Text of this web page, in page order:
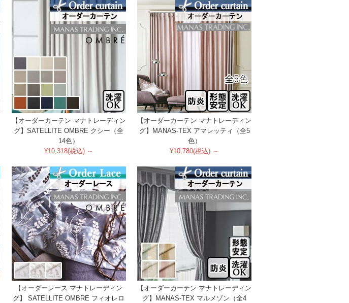
【オーダーカーテン マナトレーディン
グ】SATELLITE OMBRE クシー（全
14色）
¥10,318(税込) ～
【オーダーカーテン マナトレーディン
グ】MANAS-TEX アマレッティ（全5
色）
¥10,780(税込) ～
【オーダーレース マナトレーディン
グ】 SATELLITE OMBRE フィオレロ
【オーダーカーテン マナトレーディン
グ】MANAS-TEX マルメゾン（全4